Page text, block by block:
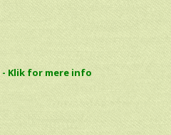
- Klik for mere info